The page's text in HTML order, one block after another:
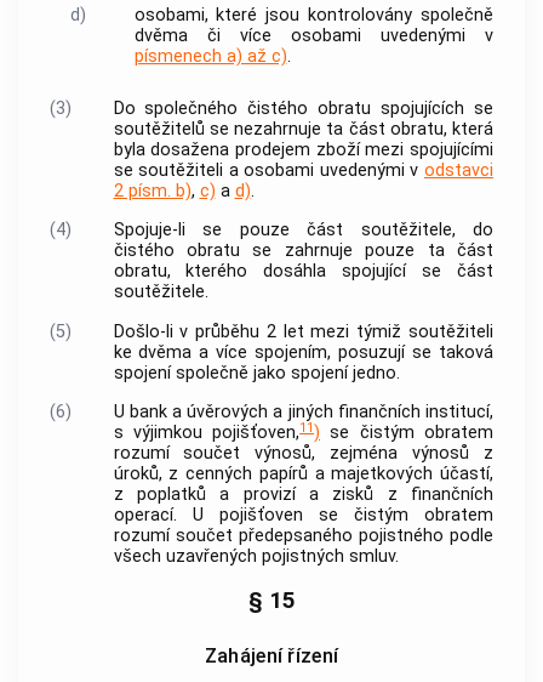
d)
osobami, které jsou kontrolovány společně
dvěma či více osobami uvedenými v
písmenech a) až c).
(3)
Do společného čistého obratu spojujících se
soutěžitelů se nezahrnuje ta část obratu, která
byla dosažena prodejem zboží mezi spojujícími
sesoutěžiteli a osobami uvedenými vodstavci
2 písm. b), c) a d).
(4)
Spojuje-li se pouze část soutěžitele, do
čistého obratu se zahrnuje pouze ta část
obratu, kterého dosáhla spojující se část
soutěžitele.
(5)
Došlo-li v průběhu 2 let mezi týmiž soutěžiteli
ke dvěma a více spojením, posuzují se taková
spojení společně jako spojení jedno.
(6)
U banka úvěrových a jiných finančních institucí,
s výjimkou pojišťoven,11) se čistým obratem
rozumí součet výnosů, zejména výnosů z
úroků, z cenných papírů a majetkových účastí,
z poplatků a provizí a zisků z finančních
operací. U pojišťoven se čistým obratem
rozumí součet předepsaného pojistného podle
všech uzavřených pojistných smluv.
§ 15
Zahájení řízení